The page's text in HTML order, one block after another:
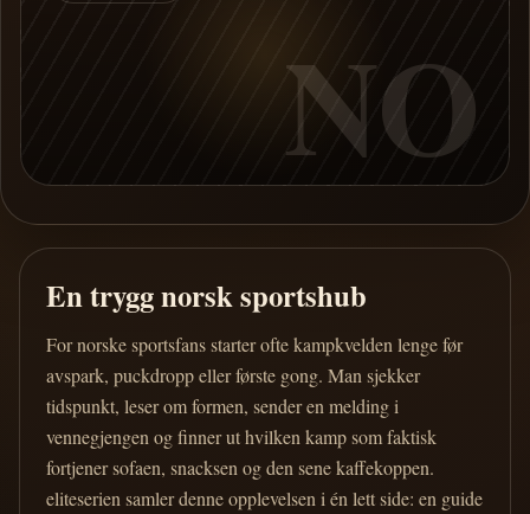
NO
En trygg norsk sportshub
For norske sportsfans starter ofte kampkvelden lenge før
avspark, puckdropp eller første gong. Man sjekker
tidspunkt, leser om formen, sender en melding i
vennegjengen og finner ut hvilken kamp som faktisk
fortjener sofaen, snacksen og den sene kaffekoppen.
eliteserien samler denne opplevelsen i én lett side: en guide